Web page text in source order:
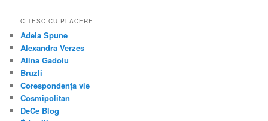
CITESC CU PLACERE
Adela Spune
Alexandra Verzes
Alina Gadoiu
Bruzli
Corespondența vie
Cosmipolitan
DeCe Blog